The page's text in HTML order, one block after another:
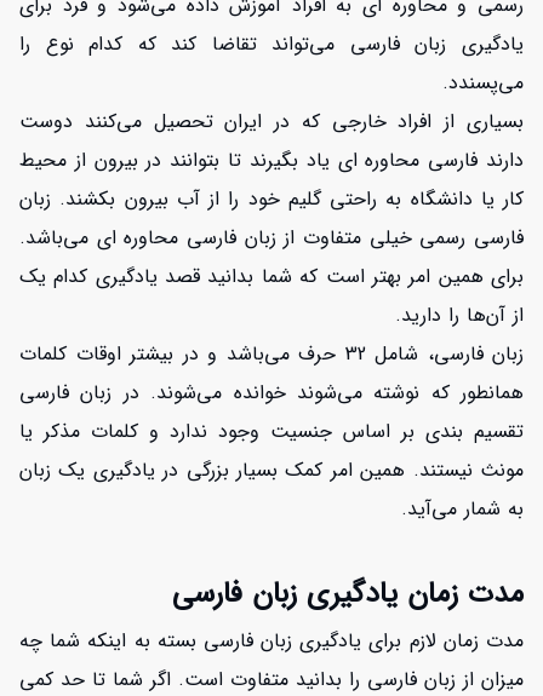
یادگیری زبان فارسی می‌تواند تقاضا کند که کدام نوع را
می‌پسندد.
بسیاری از افراد خارجی که در ایران تحصیل می‌کنند دوست
دارند فارسی محاوره ای یاد بگیرند تا بتوانند در بیرون از محیط
کار یا دانشگاه به راحتی گلیم خود را از آب بیرون بکشند. زبان
فارسی رسمی خیلی متفاوت از زبان فارسی محاوره ای می‌باشد.
برای همین امر بهتر است که شما بدانید قصد یادگیری کدام یک
از آن‌ها را دارید.
زبان فارسی، شامل 32 حرف می‌باشد و در بیشتر اوقات کلمات
همانطور که نوشته می‌شوند خوانده می‌شوند. در زبان فارسی
تقسیم بندی بر اساس جنسیت وجود ندارد و کلمات مذکر یا
مونث نیستند. همین امر کمک بسیار بزرگی در یادگیری یک زبان
به شمار می‌آید.
مدت زمان یادگیری زبان فارسی
مدت زمان لازم برای یادگیری زبان فارسی بسته به اینکه شما چه
میزان از زبان فارسی را بدانید متفاوت است. اگر شما تا حد کمی
افزایش اعتبار